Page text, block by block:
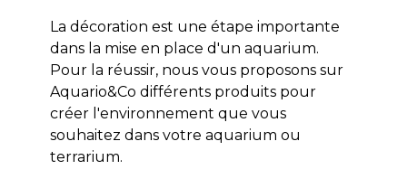
La décoration est une étape importante
dans la mise en place d'un aquarium.
Pour la réussir, nous vous proposons sur
Aquario&Co différents produits pour
créer l'environnement que vous
souhaitez dans votre aquarium ou
terrarium.